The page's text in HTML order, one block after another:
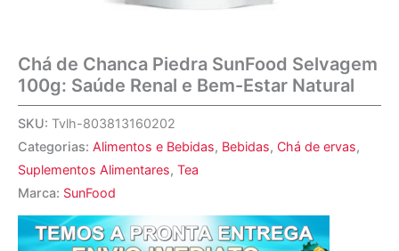
Chá de Chanca Piedra SunFood Selvagem
100g: Saúde Renal e Bem-Estar Natural
SKU: Tvlh-803813160202
Categorias: Alimentos e Bebidas, Bebidas, Chá de ervas,
Suplementos Alimentares, Tea
Marca: SunFood